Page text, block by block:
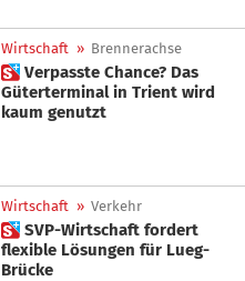
Wirtschaft » Brennerachse
 Verpasste Chance? Das
Güterterminal in Trient wird
kaum genutzt
Wirtschaft » Verkehr
 SVP-Wirtschaft fordert
flexible Lösungen für Lueg-
Brücke